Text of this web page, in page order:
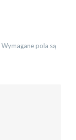
Wymagane pola są